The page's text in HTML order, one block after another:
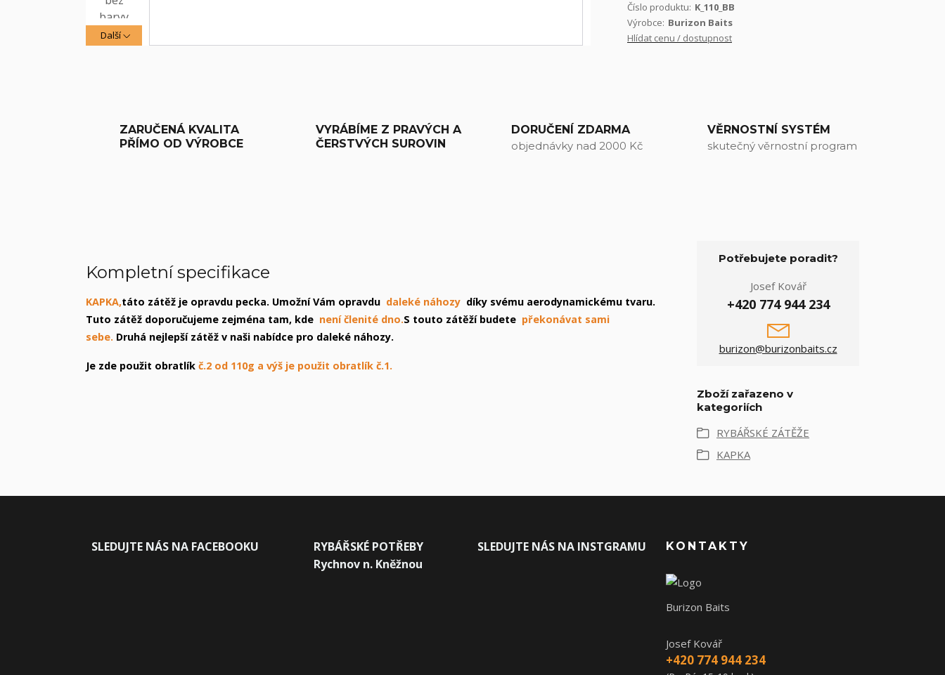
Další
Číslo produktu: K_110_BB
Výrobce: Burizon Baits
Hlídat cenu / dostupnost
ZARUČENÁ KVALITA
PŘÍMO OD VÝROBCE
VYRÁBÍME Z PRAVÝCH A
ČERSTVÝCH SUROVIN
DORUČENÍ ZDARMA
objednávky nad 2000 Kč
VĚRNOSTNÍ SYSTÉM
skutečný věrnostní program
Kompletní specifikace
KAPKA,táto zátěž je opravdu pecka. Umožní Vám opravdu daleké náhozy díky svému aerodynamickému tvaru.
Tuto zátěž doporučujeme zejména tam, kde není členité dno.S touto zátěží budete překonávat sami
sebe. Druhá nejlepší zátěž v naši nabídce pro daleké náhozy.
Je zde použit obratlík č.2 od 110g a výš je použit obratlík č.1.
Potřebujete poradit?
Josef Kovář
+420 774 944 234
burizon@burizonbaits.cz
Zboží zařazeno v
kategoriích
RYBÁŘSKÉ ZÁTĚŽE
KAPKA
SLEDUJTE NÁS NA FACEBOOKU
RYBÁŘSKÉ POTŘEBY
Rychnov n. Kněžnou
SLEDUJTE NÁS NA INSTGRAMU KONTAKTY
Burizon Baits
Josef Kovář
+420 774 944 234